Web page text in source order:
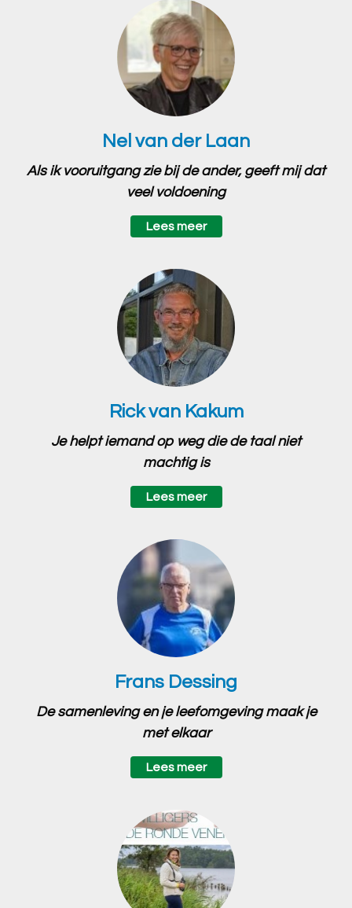
Nel van der Laan
Als ik vooruitgang zie bij de ander, geeft mij dat
veel voldoening
Lees meer
Rick van Kakum
Je helpt iemand op weg die de taal niet
machtig is
Lees meer
Frans Dessing
De samenleving en je leefomgeving maak je
met elkaar
Lees meer